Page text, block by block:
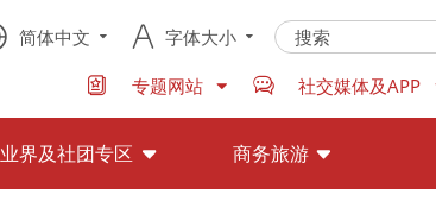
简体中文 字体大小
专题网站 社交媒体及APP
业界及社团专区 商务旅游